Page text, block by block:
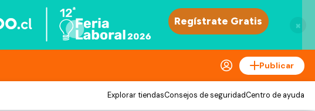
×
Publicar
Explorar tiendasConsejos de seguridadCentro de ayuda